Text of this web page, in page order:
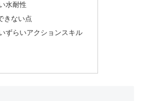
水耐性
きない点
ずらいアクションスキル